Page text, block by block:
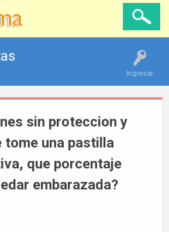
Ingresar
sin proteccion y
tome una pastilla
que porcentaje
embarazada?